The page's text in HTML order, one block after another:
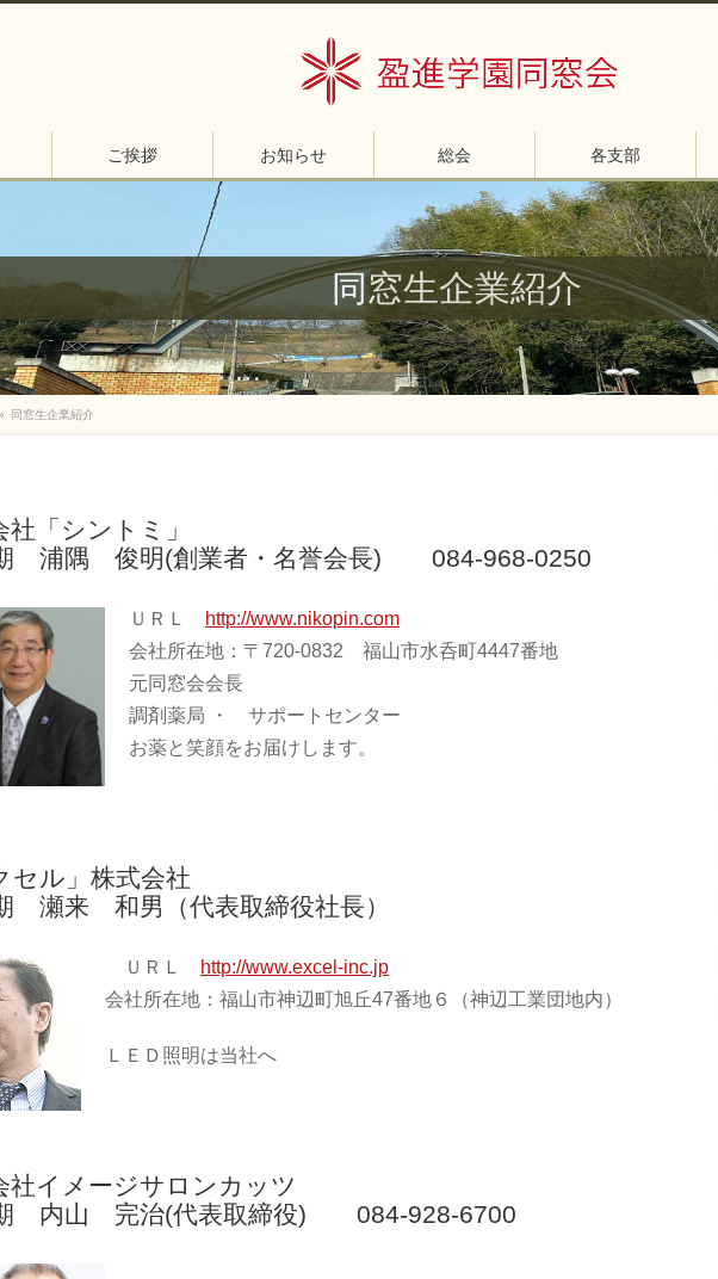
ご挨拶 お知らせ 総会 各支部
同窓生企業紹介
同窓生企業紹介
社「シントミ」
浦隅 俊明(創業者・名誉会長) 084-968-0250
ＵＲＬ
http://www.nikopin.com
会社所在地：〒720-0832 福山市水呑町4447番地
元同窓会会長
調剤薬局 ・ サポートセンター
お薬と笑顔をお届けします。
セル」株式会社
瀬来 和男（代表取締役社長）
ＵＲＬ
http://www.excel-inc.jp
会社所在地：福山市神辺町旭丘47番地６（神辺工業団地内）
ＬＥＤ照明は当社へ
社イメージサロンカッツ
内山 完治(代表取締役) 084-928-6700